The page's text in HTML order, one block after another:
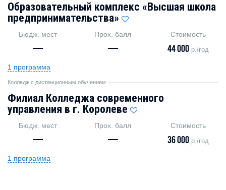
Образовательный комплекс «Высшая школа
предпринимательства»
Бюдж. мест
—
Прох. балл
—
Стоимость
44 000 р./год
1 программа
Колледж с дистанционным обучением
Филиал Колледжа современного
управления в г. Королеве
Бюдж. мест
—
Прох. балл
—
Стоимость
36 000 р./год
1 программа